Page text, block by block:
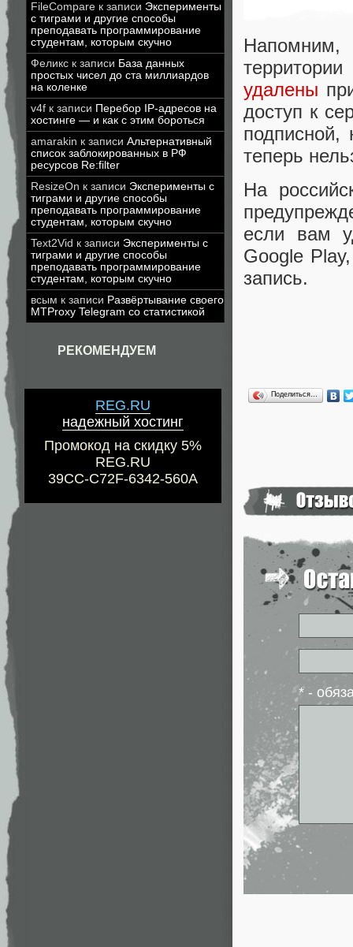
FileCompare к записи Эксперименты
с тиграми и другие способы
преподавать программирование
студентам, которым скучно
Феликс к записи База данных
простых чисел до ста миллиардов
на коленке
v4f к записи Перебор IP-адресов на
хостинге — и как с этим бороться
amarakin к записи Альтернативный
список заблокированных в РФ
ресурсов Re:filter
ResizeOn к записи Эксперименты с
тиграми и другие способы
преподавать программирование
студентам, которым скучно
Text2Vid к записи Эксперименты с
тиграми и другие способы
преподавать программирование
студентам, которым скучно
всым к записи Развёртывание своего
MTProxy Telegram со статистикой
РЕКОМЕНДУЕМ
REG.RU
надежный хостинг
Промокод на скидку 5%
REG.RU
39CC-C72F-6342-560A
удалены
доступ к
подписной,
теперь
На
если вам
Google
запись.
Поделиться…
* -